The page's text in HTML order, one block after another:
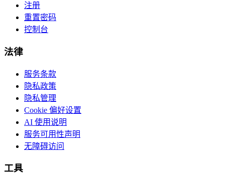
注册
重置密码
控制台
法律
服务条款
隐私政策
隐私管理
Cookie 偏好设置
AI 使用说明
服务可用性声明
无障碍访问
工具